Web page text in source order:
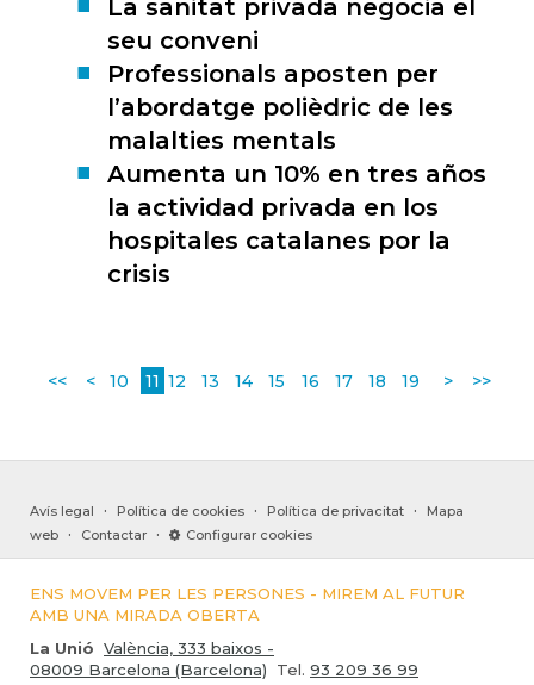
La sanitat privada negocia el
seu conveni
Professionals aposten per
l’abordatge polièdric de les
malalties mentals
Aumenta un 10% en tres años
la actividad privada en los
hospitales catalanes por la
crisis
<< < 10 11 12 13 14 15 16 17 18 19 > >>
Avís legal · Política de cookies · Política de privacitat ·
Mapa
web
· Contactar · Configurar cookies
ENS MOVEM PER LES PERSONES - MIREM AL FUTUR
AMB UNA MIRADA OBERTA
La Unió València, 333 baixos -
08009 Barcelona (Barcelona) Tel. 93 209 36 99